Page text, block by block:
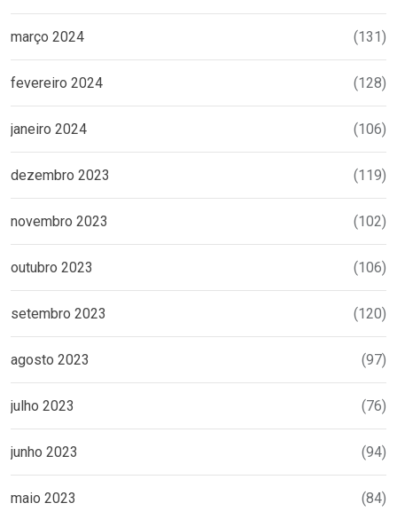
março 2024 (131)
fevereiro 2024 (128)
janeiro 2024 (106)
dezembro 2023 (119)
novembro 2023 (102)
outubro 2023 (106)
setembro 2023 (120)
agosto 2023 (97)
julho 2023 (76)
junho 2023 (94)
maio 2023 (84)